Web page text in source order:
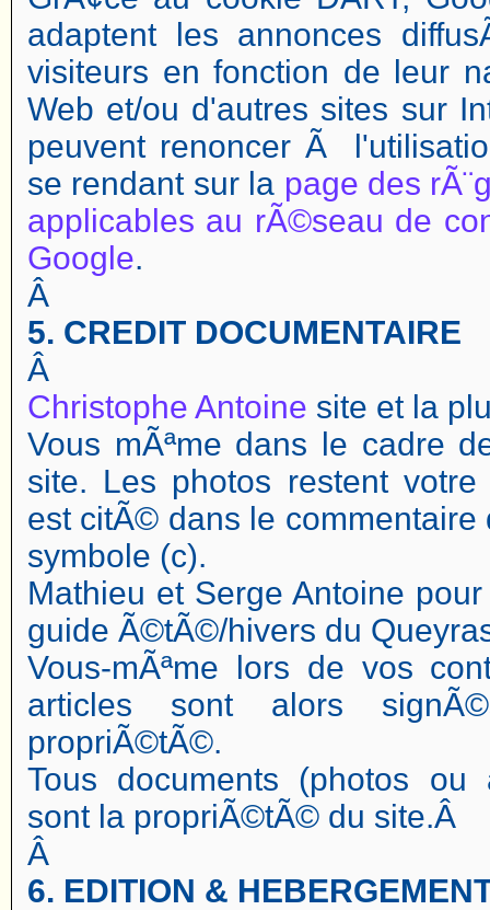
adaptent les annonces
visiteurs en fonction de leur
Web et/ou d'autres sites sur
peuvent renoncer Ã
se rendant sur la page des
applicables au rÃ©seau de
Google.
Â
5. CREDIT DOCUMENTAIRE
Â
Christophe Antoine site et la
Vous mÃªme dans le cadre
site. Les photos restent
est citÃ© dans le commentaire
symbole (c).
Mathieu et Serge Antoine
guide Ã©tÃ©/hivers du
Vous-mÃªme lors de vos
articles sont alors
propriÃ©tÃ©.
Tous documents (photos
sont la propriÃ©tÃ© du site.Â
Â
6. EDITION &